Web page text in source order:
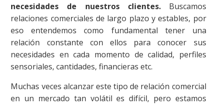
necesidades de nuestros clientes.Buscamos
relaciones comerciales de largo plazo y estables, por
eso entendemos como fundamental tener una
relación constante con ellos para conocer sus
necesidades en cada momento de calidad, perfiles
sensoriales, cantidades, financieras etc.
Muchas veces alcanzar este tipo de relación comercial
en un mercado tan volátil es difícil, pero estamos